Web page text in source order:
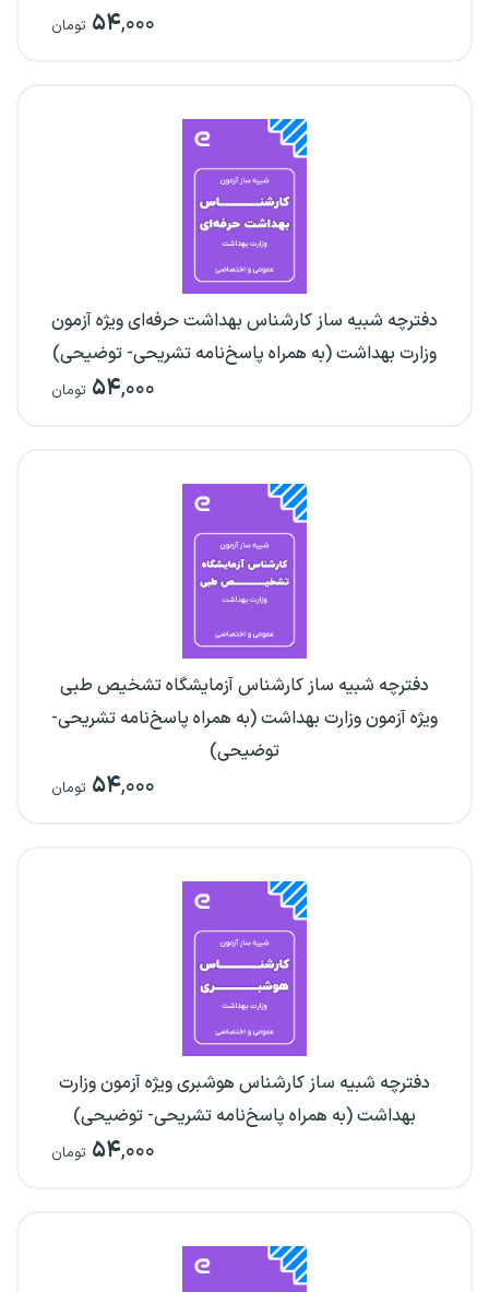
۵۴,۰۰۰ تومان
دفترچه شبیه ساز کارشناس بهداشت حرفه‌ای ویژه آزمون
وزارت بهداشت (به همراه پاسخ‌نامه تشریحی- توضیحی)
۵۴,۰۰۰ تومان
دفترچه شبیه ساز کارشناس آزمایشگاه تشخیص طبی
ویژه آزمون وزارت بهداشت (به همراه پاسخ‌نامه تشریحی-
توضیحی)
۵۴,۰۰۰ تومان
دفترچه شبیه ساز کارشناس هوشبری ویژه آزمون وزارت
بهداشت (به همراه پاسخ‌نامه تشریحی- توضیحی)
۵۴,۰۰۰ تومان